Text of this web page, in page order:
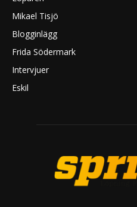
Mikael Tisjö
Blogginlägg
Frida Södermark
Intervjuer
Eskil